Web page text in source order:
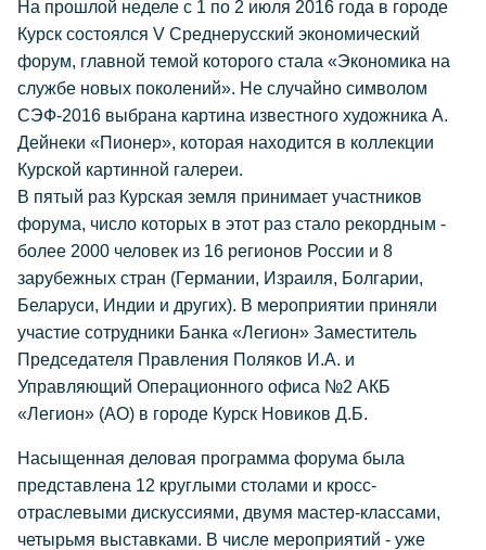
На прошлой неделе с 1 по 2 июля 2016 года в городе
Курск состоялся V Среднерусский экономический
форум, главной темой которого стала «Экономика на
службе новых поколений». Не случайно символом
СЭФ-2016 выбрана картина известного художника А.
Дейнеки «Пионер», которая находится в коллекции
Курской картинной галереи.
В пятый раз Курская земля принимает участников
форума, число которых в этот раз стало рекордным -
более 2000 человек из 16 регионов России и 8
зарубежных стран (Германии, Израиля, Болгарии,
Беларуси, Индии и других). В мероприятии приняли
участие сотрудники Банка «Легион» Заместитель
Председателя Правления Поляков И.А. и
Управляющий Операционного офиса №2 АКБ
«Легион» (АО) в городе Курск Новиков Д.Б.
Насыщенная деловая программа форума была
представлена 12 круглыми столами и кросс-
отраслевыми дискуссиями, двумя мастер-классами,
четырьмя выставками. В числе мероприятий - уже